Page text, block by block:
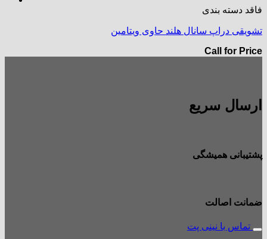
فاقد دسته بندی
تشویقی دراپ سانال هلند حاوی ویتامین
Call for Price
ارسال سریع
پشتیبانی همیشگی
ضمانت اصالت
تماس با نینی پت